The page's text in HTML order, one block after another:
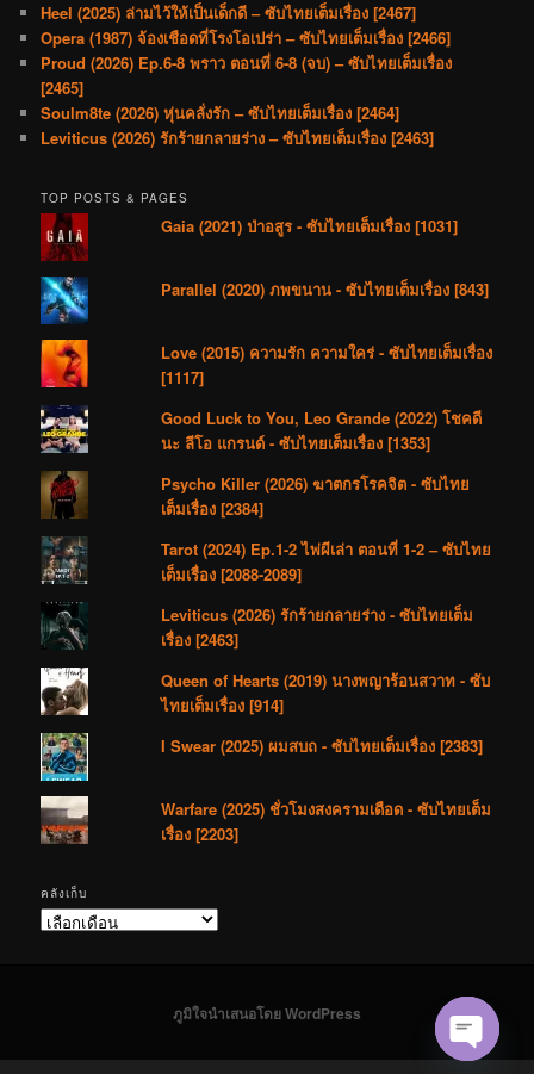
Heel (2025) ล่ามไว้ให้เป็นเด็กดี – ซับไทยเต็มเรื่อง [2467]
Opera (1987) จ้องเชือดที่โรงโอเปร่า – ซับไทยเต็มเรื่อง [2466]
Proud (2026) Ep.6-8 พราว ตอนที่ 6-8 (จบ) – ซับไทยเต็มเรื่อง
[2465]
Soulm8te (2026) หุ่นคลั่งรัก – ซับไทยเต็มเรื่อง [2464]
Leviticus (2026) รักร้ายกลายร่าง – ซับไทยเต็มเรื่อง [2463]
TOP POSTS & PAGES
Gaia (2021) ป่าอสูร - ซับไทยเต็มเรื่อง [1031]
Parallel (2020) ภพขนาน - ซับไทยเต็มเรื่อง [843]
Love (2015) ความรัก ความใคร่ - ซับไทยเต็มเรื่อง
[1117]
Good Luck to You, Leo Grande (2022) โชคดี
นะ ลีโอ แกรนด์ - ซับไทยเต็มเรื่อง [1353]
Psycho Killer (2026) ฆาตกรโรคจิต - ซับไทย
เต็มเรื่อง [2384]
Tarot (2024) Ep.1-2 ไพ่ผีเล่า ตอนที่ 1-2 – ซับไทย
เต็มเรื่อง [2088-2089]
Leviticus (2026) รักร้ายกลายร่าง - ซับไทยเต็ม
เรื่อง [2463]
Queen of Hearts (2019) นางพญาร้อนสวาท - ซับ
ไทยเต็มเรื่อง [914]
I Swear (2025) ผมสบถ - ซับไทยเต็มเรื่อง [2383]
Warfare (2025) ชั่วโมงสงครามเดือด - ซับไทยเต็ม
เรื่อง [2203]
คลังเก็บ
คลัง
ภูมิใจนำเสนอโดย WordPress